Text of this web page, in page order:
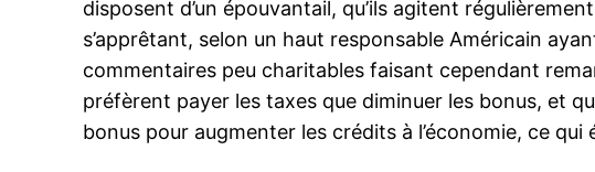
disposent d’un épouvantail, qu’ils agitent
s’apprêtant, selon un haut responsable Américain
commentaires peu charitables faisant cependant
préfèrent payer les taxes que diminuer les bonus, et
bonus pour augmenter les crédits à l’économie, ce